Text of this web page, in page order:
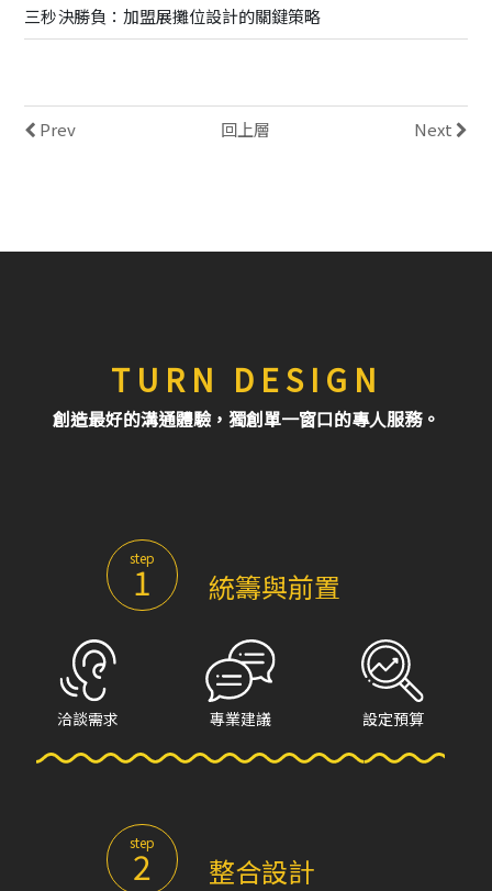
三秒決勝負：加盟展攤位設計的關鍵策略
Prev 回上層 Next
TURN DESIGN
創造最好的溝通體驗，獨創單一窗口的專人服務。
step
1 統籌與前置
洽談需求 專業建議 設定預算
step
2 整合設計